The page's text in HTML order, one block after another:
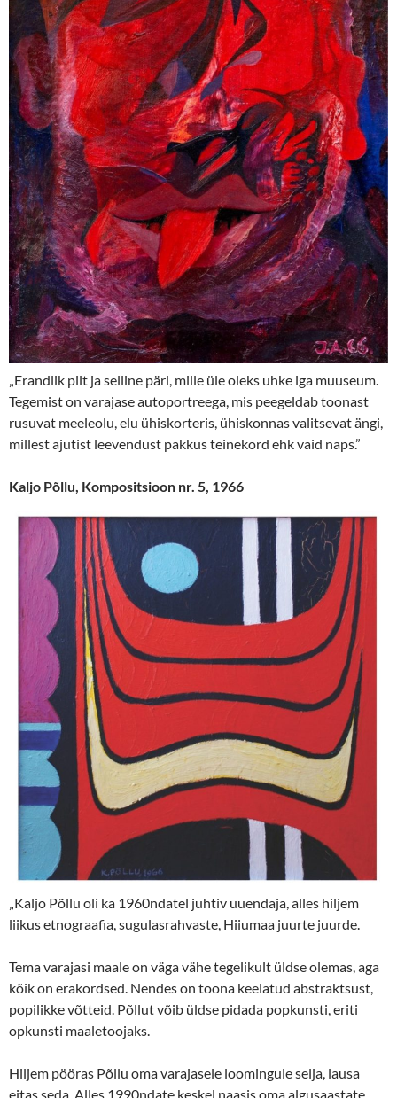
„Erandlik pilt ja selline pärl, mille üle oleks uhke iga muuseum.
Tegemist on varajase autoportreega, mis peegeldab toonast
rusuvat meeleolu, elu ühiskorteris, ühiskonnas valitsevat ängi,
millest ajutist leevendust pakkus teinekord ehk vaid naps.”
Kaljo Põllu, Kompositsioon nr. 5, 1966
„Kaljo Põllu oli ka 1960ndatel juhtiv uuendaja, alles hiljem
liikus etnograafia, sugulasrahvaste, Hiiumaa juurte juurde.
Tema varajasi maale on väga vähe tegelikult üldse olemas, aga
kõik on erakordsed. Nendes on toona keelatud abstraktsust,
popilikke võtteid. Põllut võib üldse pidada popkunsti, eriti
opkunsti maaletoojaks.
Hiljem pööras Põllu oma varajasele loomingule selja, lausa
eitas seda. Alles 1990ndate keskel naasis oma algusaastate